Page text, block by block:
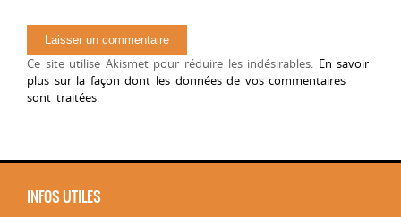
Ce site utilise Akismet pour réduire les indésirables. En savoir
plus sur la façon dont les données de vos commentaires
sont traitées.
INFOS UTILES